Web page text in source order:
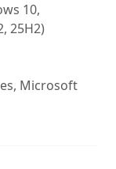
10,
25H2)
Microsoft